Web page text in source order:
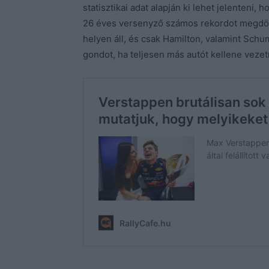
statisztikai adat alapján ki lehet jelenteni,
26 éves versenyző számos rekordot
helyen áll, és csak Hamilton, valamint
gondot, ha teljesen más autót kellene